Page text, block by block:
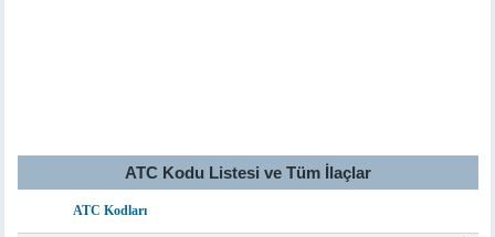
ATC Kodu Listesi ve Tüm İlaçlar
ATC Kodları